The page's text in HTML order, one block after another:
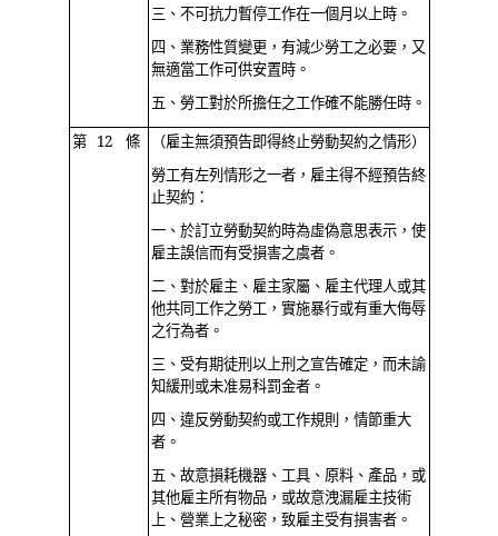
三、不可抗力暫停工作在一個月以上時。
四、業務性質變更，有減少勞工之必要，又
無適當工作可供安置時。
五、勞工對於所擔任之工作確不能勝任時。
第 12 條
（雇主無須預告即得終止勞動契約之情形）
勞工有左列情形之一者，雇主得不經預告終
止契約：
一、於訂立勞動契約時為虛偽意思表示，使
雇主誤信而有受損害之虞者。
二、對於雇主、雇主家屬、雇主代理人或其
他共同工作之勞工，實施暴行或有重大侮辱
之行為者。
三、受有期徒刑以上刑之宣告確定，而未諭
知緩刑或未准易科罰金者。
四、違反勞動契約或工作規則，情節重大
者。
五、故意損耗機器、工具、原料、產品，或
其他雇主所有物品，或故意洩漏雇主技術
上、營業上之秘密，致雇主受有損害者。